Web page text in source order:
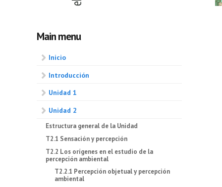
Main menu
Inicio
Introducción
Unidad 1
Unidad 2
Estructura general de la Unidad
T2.1 Sensación y percepción
T2.2 Los orígenes en el estudio de la
percepción ambiental
T2.2.1 Percepción objetual y percepción
ambiental